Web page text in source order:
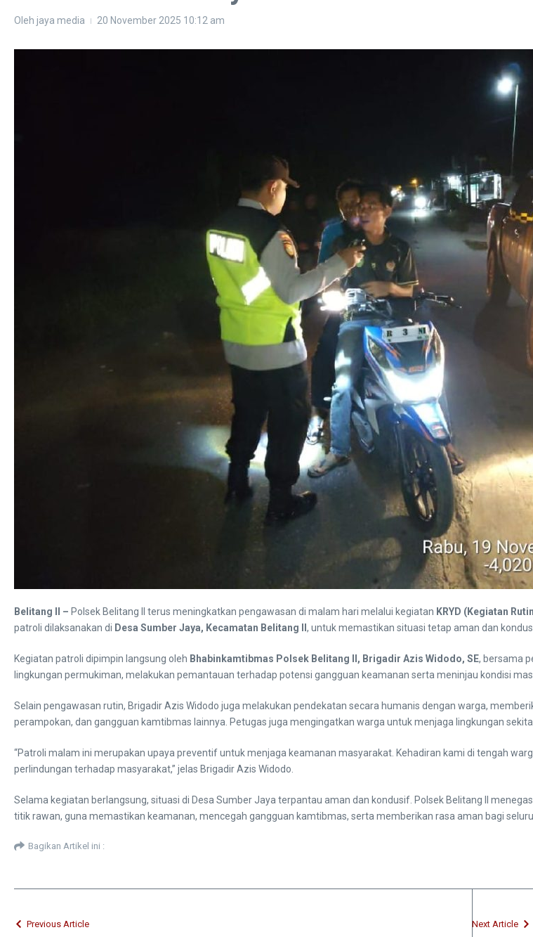
Oleh jaya media 20 November 2025 10:12 am
Belitang II – Polsek Belitang II terus meningkatkan pengawasan di malam hari melalui kegiatan KRYD (Kegiatan
patroli dilaksanakan di Desa Sumber Jaya, Kecamatan Belitang II , untuk memastikan situasi tetap aman dan
Kegiatan patroli dipimpin langsung oleh Bhabinkamtibmas Polsek Belitang II, Brigadir Azis Widodo, SE, bersama
lingkungan permukiman, melakukan pemantauan terhadap potensi gangguan keamanan serta meninjau kondisi
Selain pengawasan rutin, Brigadir Azis Widodo juga melakukan pendekatan secara humanis dengan warga,
perampokan, dan gangguan kamtibmas lainnya. Petugas juga mengingatkan warga untuk menjaga lingkungan
“Patroli malam ini merupakan upaya preventif untuk menjaga keamanan masyarakat. Kehadiran kami di tengah
perlindungan terhadap masyarakat,” jelas Brigadir Azis Widodo.
Selama kegiatan berlangsung, situasi di Desa Sumber Jaya terpantau aman dan kondusif. Polsek Belitang II
titik rawan, guna memastikan keamanan, mencegah gangguan kamtibmas, serta memberikan rasa aman bagi
Bagikan Artikel ini :
Previous Article Next Article